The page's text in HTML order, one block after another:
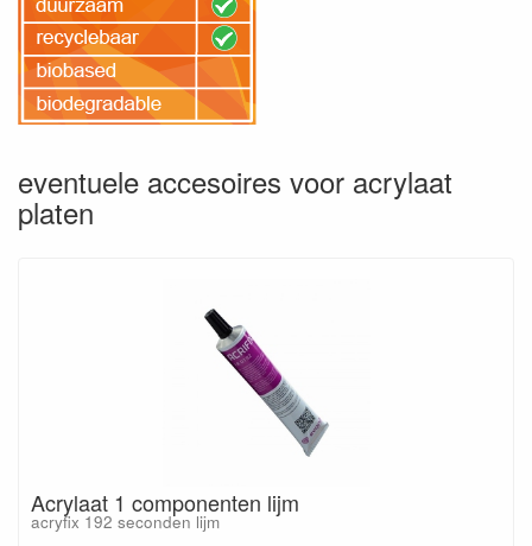
eventuele accesoires voor acrylaat
platen
Acrylaat 1 componenten lijm
acryfix 192 seconden lijm